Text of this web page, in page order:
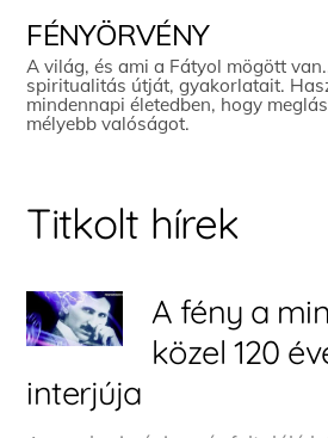
content
FÉNYÖRVÉNY
A világ, és ami a Fátyol mögött
spiritualitás útját, gyakorlatait.
mindennapi életedben, hogy
mélyebb valóságot.
Titkolt hírek
A fény a
közel 120
interjúja